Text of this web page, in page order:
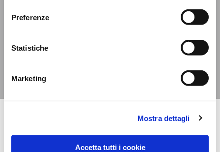
Preferenze
Statistiche
Marketing
Mostra dettagli
Accetta tutti i cookie
Sede secondaria e operativa: Via F. Sacchetti, 20 - 20099 Sesto San Giovanni (MI)
Capitale sociale composto da azioni ordinarie €12.312.677,38 - Codice Fiscale e
Registro Imprese Milano N. 06672120158 - Partita Iva N. 06672120158